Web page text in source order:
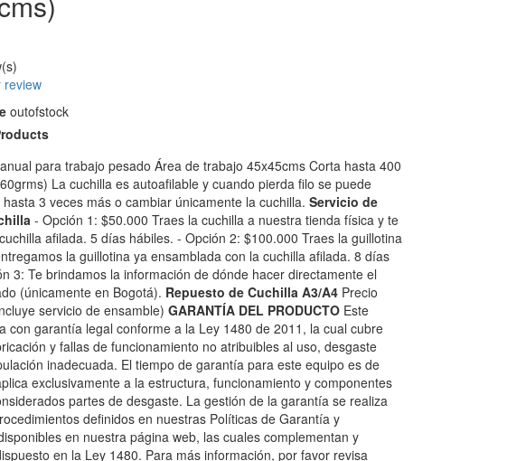
review
outofstock
para trabajo pesado Área de trabajo 45x45cms Corta hasta 400
La cuchilla es autoafilable y cuando pierda filo se puede
3 veces más o cambiar únicamente la cuchilla. Servicio de
- Opción 1: $50.000 Traes la cuchilla a nuestra tienda física y te
afilada. 5 días hábiles. - Opción 2: $100.000 Traes la guillotina
la guillotina ya ensamblada con la cuchilla afilada. 8 días
3: Te brindamos la información de dónde hacer directamente el
(únicamente en Bogotá). Repuesto de Cuchilla A3/A4 Precio
servicio de ensamble) GARANTÍA DEL PRODUCTO Este
con garantía legal conforme a la Ley 1480 de 2011, la cual cubre
y fallas de funcionamiento no atribuibles al uso, desgaste
inadecuada. El tiempo de garantía para este equipo es de
exclusivamente a la estructura, funcionamiento y componentes
partes de desgaste. La gestión de la garantía se realiza
definidos en nuestras Políticas de Garantía y
en nuestra página web, las cuales complementan y
en la Ley 1480. Para más información, por favor revisa